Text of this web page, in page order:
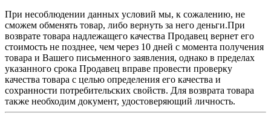
При несоблюдении данных условий мы, к сожалению, не
сможем обменять товар, либо вернуть за него деньги.При
возврате товара надлежащего качества Продавец вернет его
стоимость не позднее, чем через 10 дней с момента получения
товара и Вашего письменного заявления, однако в пределах
указанного срока Продавец вправе провести проверку
качества товара с целью определения его качества и
сохранности потребительских свойств. Для возврата товара
также необходим документ, удостоверяющий личность.